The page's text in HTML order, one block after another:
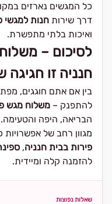
כל המגשים נארזים
דרך שירות חנות למגשי
ואיכות בלתי מתפשרת.
לסיכום –
חנניה זו
בין אם אתם חוגגים,
להתפנק – משלוח מגש
הבריאה, היפה והטעימה.
מגוון רחב של אפשרויות
פירות בבית חנניה,
להזמנה קלה ומיידית.
שאלות נפוצות